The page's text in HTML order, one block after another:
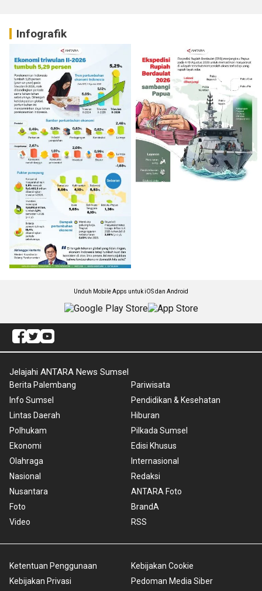
Infografik
Unduh Mobile Apps untuk iOS dan Android
Jelajahi ANTARA News Sumsel
Berita Palembang
Info Sumsel
Lintas Daerah
Polhukam
Ekonomi
Olahraga
Nasional
Nusantara
Foto
Video
Pariwisata
Pendidikan & Kesehatan
Hiburan
Pilkada Sumsel
Edisi Khusus
Internasional
Redaksi
ANTARA Foto
BrandA
RSS
Ketentuan Penggunaan
Kebijakan Privasi
Kebijakan Cookie
Pedoman Media Siber